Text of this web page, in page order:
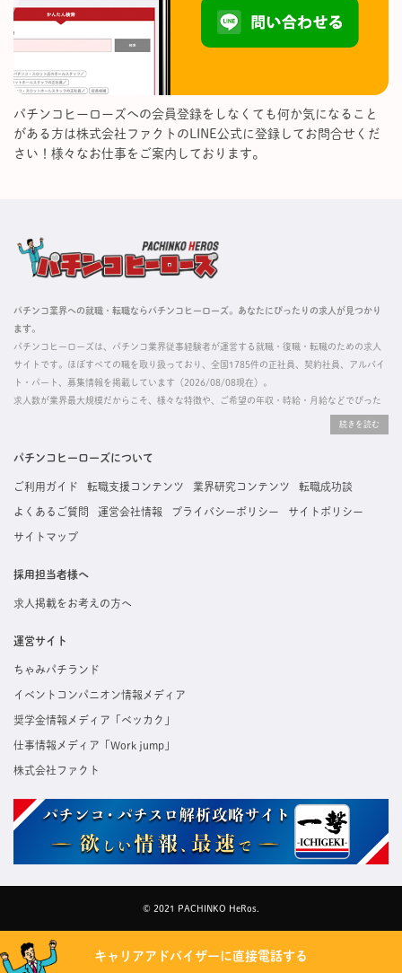
パチンコヒーローズへの会員登録をしなくても何か気になること
がある方は株式会社ファクトのLINE公式に登録してお問合せくだ
さい！様々なお仕事をご案内しております。
パチンコ業界への就職・転職ならパチンコヒーローズ。あなたにぴったりの求人が見つかり
ます。
パチンコヒーローズは、パチンコ業界従事経験者が運営する就職・復職・転職のための求人
サイトです。ほぼすべての職を取り扱っており、全国1785件の正社員、契約社員、アルバイ
ト・パート、募集情報を掲載しています（2026/08/08現在）。
求人数が業界最大規模だからこそ、様々な特徴や、ご希望の年収・時給・月給などでぴった
掲載している求人は、すべて契約法人様から寄せられた正規の求人情報です。応募いただい
た内容はすぐに直接事業所に届くためスムーズに転職・復職できます。
パチンコヒーローズについて
ご利用ガイド 転職支援コンテンツ 業界研究コンテンツ 転職成功談
よくあるご質問 運営会社情報 プライバシーポリシー サイトポリシー
サイトマップ
採用担当者様へ
求人掲載をお考えの方へ
運営サイト
ちゃみパチランド
イベントコンパニオン情報メディア
奨学金情報メディア「ベッカク」
仕事情報メディア「Work jump」
株式会社ファクト
© 2021 PACHINKO HeRos.
キャリアアドバイザーに直接電話する